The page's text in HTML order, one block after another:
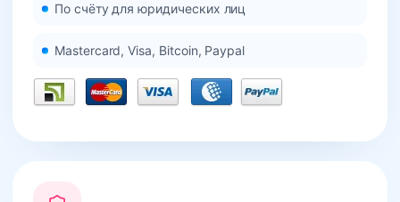
По счёту для юридических лиц
Mastercard, Visa, Bitcoin, Paypal